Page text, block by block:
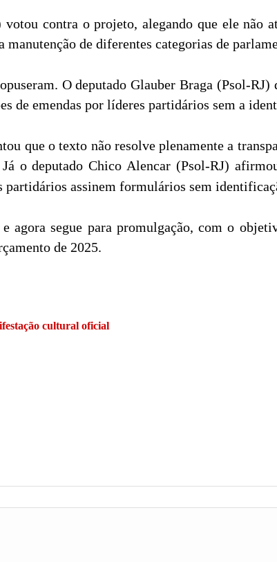
contra o projeto, alegando que ele não
de diferentes categorias de
O deputado Glauber Braga (Psol-
de emendas por líderes partidários sem a
que o texto não resolve plenamente a
o deputado Chico Alencar (Psol-RJ)
assinem formulários sem
segue para promulgação, com o
de 2025.
cultural oficial